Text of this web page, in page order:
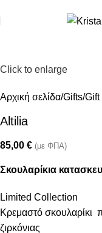
Click to enlarge
Αρχική σελίδα Gifts Gift
Altilia
85,00 € (με ΦΠΑ)
Σκουλαρίκια
Limited Collection
Κρεμαστό σκουλαρίκι
ζιρκόνιας